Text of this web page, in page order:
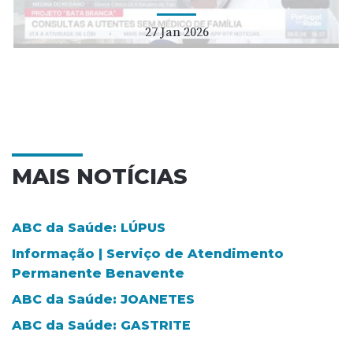
27 Jan 2026
MAIS NOTÍCIAS
ABC da Saúde: LÚPUS
Informação | Serviço de Atendimento
Permanente Benavente
ABC da Saúde: JOANETES
ABC da Saúde: GASTRITE